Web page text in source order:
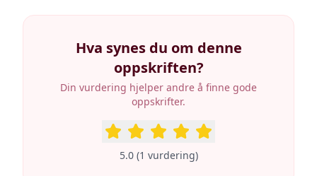
Hva synes du om denne
oppskriften?
Din vurdering hjelper andre å finne gode
oppskrifter.
5.0(1 vurdering)